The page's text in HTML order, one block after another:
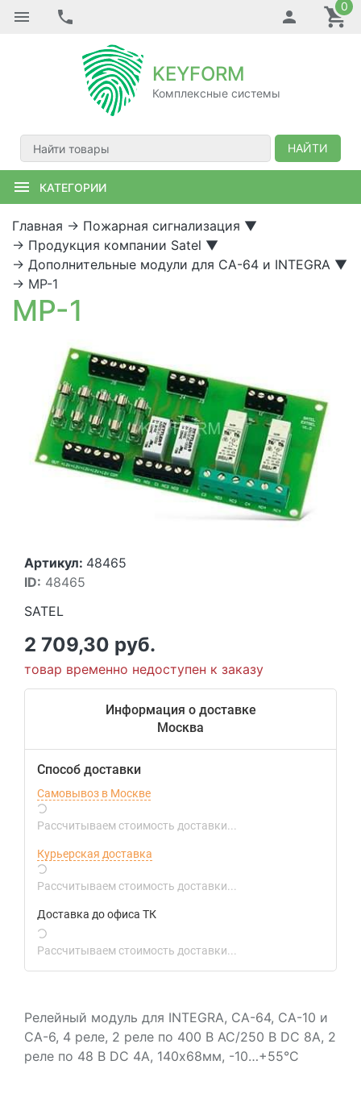
0
KEYFORM
Комплексные системы
НАЙТИ
КАТЕГОРИИ
Главная → Пожарная сигнализация ▼
→ Продукция компании Satel ▼
→ Дополнительные модули для CA-64 и INTEGRA ▼
→ MP-1
MP-1
Артикул: 48465
ID: 48465
SATEL
2 709,30 руб.
товар временно недоступен к заказу
Информация о доставке
Москва
Способ доставки
Самовывоз в Москве
Рассчитываем стоимость доставки...
Курьерская доставка
Рассчитываем стоимость доставки...
Доставка до офиса ТК
Рассчитываем стоимость доставки...
Релейный модуль для INTEGRA, CA-64, CA-10 и
CA-6, 4 реле, 2 реле по 400 В АС/250 В DC 8А, 2
реле по 48 B DC 4А, 140х68мм, -10…+55°С